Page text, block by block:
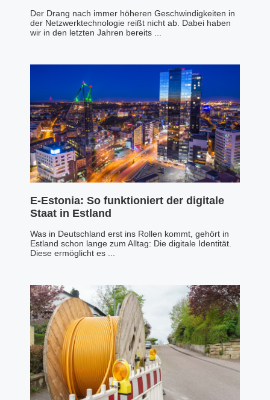
Der Drang nach immer höheren Geschwindigkeiten in
der Netzwerktechnologie reißt nicht ab. Dabei haben
wir in den letzten Jahren bereits ...
E-Estonia: So funktioniert der digitale
Staat in Estland
Was in Deutschland erst ins Rollen kommt, gehört in
Estland schon lange zum Alltag: Die digitale Identität.
Diese ermöglicht es ...